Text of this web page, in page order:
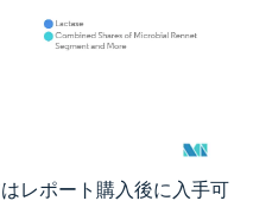
BY 4.0の表示が必要です。
レポート購入後に入手可